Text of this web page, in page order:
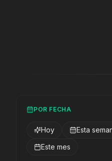
POR FECHA
Hoy Esta
Este mes